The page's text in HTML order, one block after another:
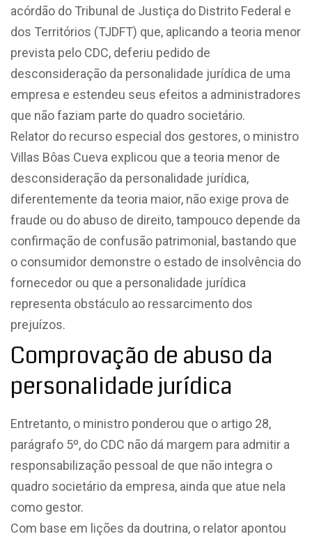
acórdão do Tribunal de Justiça do Distrito Federal e
dos Territórios (TJDFT) que, aplicando a teoria menor
prevista pelo CDC, deferiu pedido de
desconsideração da personalidade jurídica de uma
empresa e estendeu seus efeitos a administradores
que não faziam parte do quadro societário.
Relator do recurso especial dos gestores, o ministro
Villas Bôas Cueva explicou que a teoria menor de
desconsideração da personalidade jurídica,
diferentemente da teoria maior, não exige prova de
fraude ou do abuso de direito, tampouco depende da
confirmação de confusão patrimonial, bastando que
o consumidor demonstre o estado de insolvência do
fornecedor ou que a personalidade jurídica
representa obstáculo ao ressarcimento dos
prejuízos.
Comprovação de abuso da
personalidade jurídica
Entretanto, o ministro ponderou que o artigo 28,
parágrafo 5º, do CDC não dá margem para admitir a
responsabilização pessoal de que não integra o
quadro societário da empresa, ainda que atue nela
como gestor.
Com base em lições da doutrina, o relator apontou